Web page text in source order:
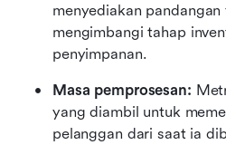
menyediakan
mengimbangi tahap
penyimpanan.
Masa pemprosesan:
yang diambil untuk
pelanggan dari saat ia